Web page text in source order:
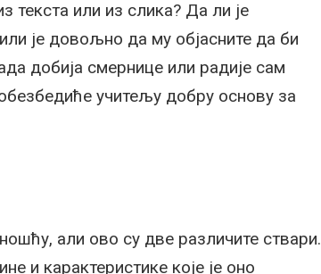
текста или из слика? Да ли је
је довољно да му објасните да би
добија смернице или радије сам
учитељу добру основу за
али ово су две различите ствари.
и карактеристике које је оно